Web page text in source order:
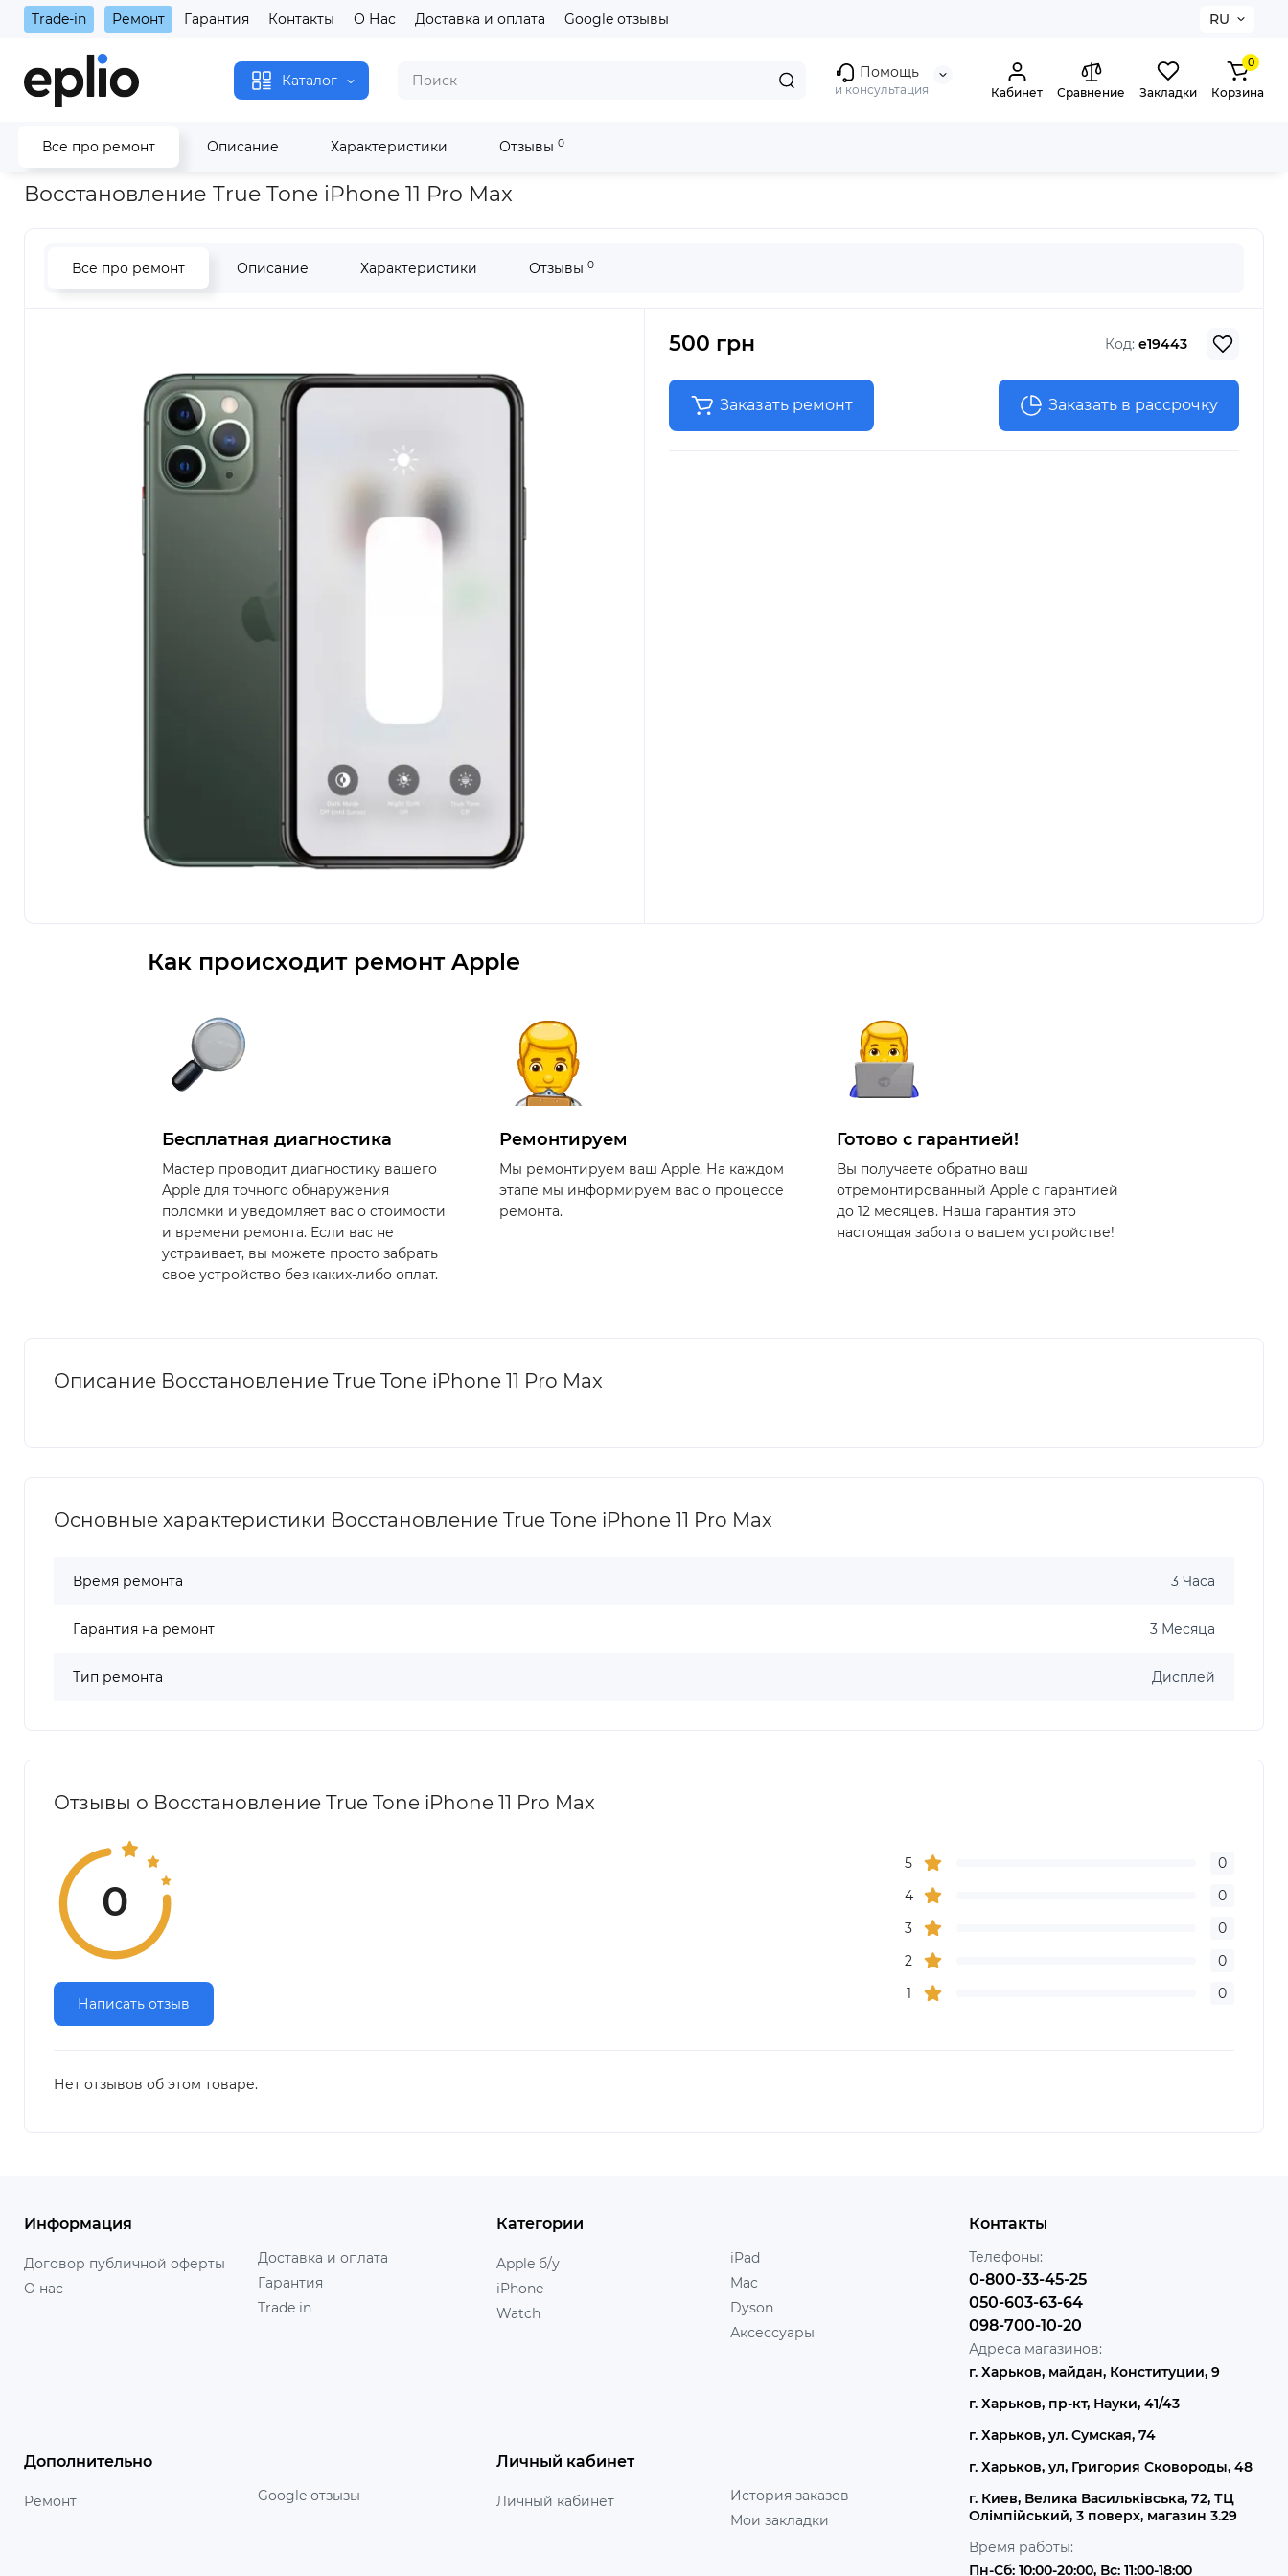
Trade-in Ремонт Гарантия Контакты О Нас Доставка и оплата Google отзывы RU
Каталог Помощь
и консультация Кабинет Сравнение Закладки
0
Корзина
Все про ремонт Описание Характеристики Отзывы 0
Главная Восстановление True Tone iPhone 11 Pro Max
Восстановление True Tone iPhone 11 Pro Max
Все про ремонт Описание Характеристики Отзывы 0
500 грн Код: e19443
Заказать ремонт Заказать в рассрочку
Как происходит ремонт Apple
Бесплатная диагностика
Мастер проводит диагностику вашего
Apple для точного обнаружения
поломки и уведомляет вас о стоимости
и времени ремонта. Если вас не
устраивает, вы можете просто забрать
свое устройство без каких-либо оплат.
Ремонтируем
Мы ремонтируем ваш Apple. На каждом
этапе мы информируем вас о процессе
ремонта.
Готово с гарантией!
Вы получаете обратно ваш
отремонтированный Apple с гарантией
до 12 месяцев. Наша гарантия это
настоящая забота о вашем устройстве!
Описание Восстановление True Tone iPhone 11 Pro Max
Основные характеристики Восстановление True Tone iPhone 11 Pro Max
Время ремонта 3 Часа
Гарантия на ремонт 3 Месяца
Тип ремонта Дисплей
Отзывы о Восстановление True Tone iPhone 11 Pro Max
0
Написать отзыв
5
0
4
0
3
0
2
0
1
0
Нет отзывов об этом товаре.
Информация
Договор публичной оферты
О нас
Доставка и оплата
Гарантия
Trade in
Категории
Apple б/у
iPhone
Watch
iPad
Mac
Dyson
Аксессуары
Дополнительно
Ремонт Google отзызы
Личный кабинет
Личный кабинет
История заказов
Мои закладки
Контакты
Телефоны:
0-800-33-45-25
050-603-63-64
098-700-10-20
Адреса магазинов:
г. Харьков, майдан, Конституции, 9
г. Харьков, пр-кт, Науки, 41/43
г. Харьков, ул. Сумская, 74
г. Харьков, ул, Григория Сковороды, 48
г. Киев, Велика Васильківська, 72, ТЦ
Олімпійський, 3 поверх, магазин 3.29
Время работы:
Пн-Сб: 10:00-20:00, Вс: 11:00-18:00